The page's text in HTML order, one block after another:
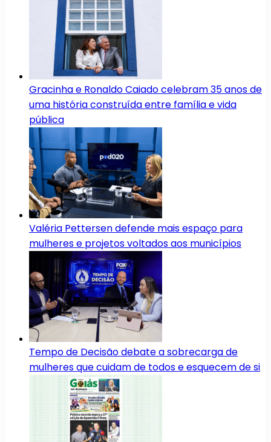
Gracinha e Ronaldo Caiado celebram 35 anos de
uma história construída entre família e vida
pública
Valéria Pettersen defende mais espaço para
mulheres e projetos voltados aos municípios
Tempo de Decisão debate a sobrecarga de
mulheres que cuidam de todos e esquecem de si